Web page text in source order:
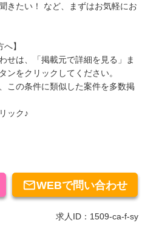
きたい！ など、まずはお気軽にお
】
せは、「掲載元で詳細を見る」ま
ンをクリックしてください。
この条件に類似した案件を多数掲
ック♪
WEBで問い合わせ
求人ID：1509-ca-f-sy